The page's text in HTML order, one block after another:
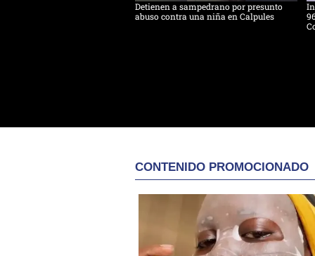
Detienen a sampedrano por presunto
abuso contra una niña en Calpules
CONTENIDO PROMOCIONADO